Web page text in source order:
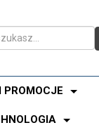
PROMOCJE